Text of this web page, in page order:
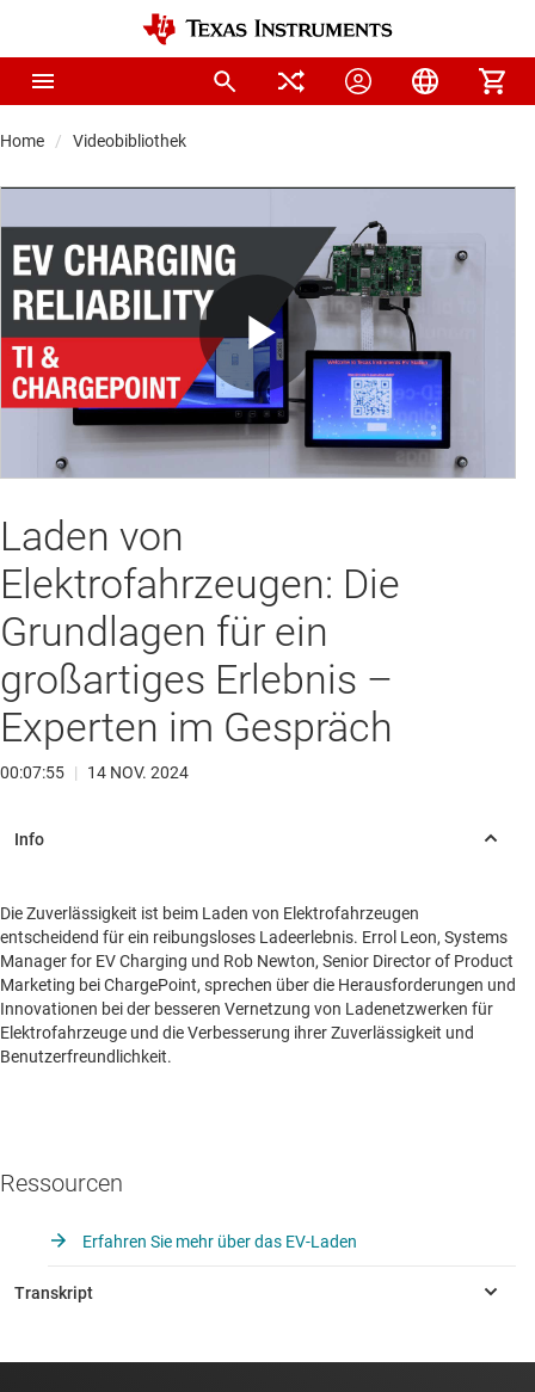
Home Videobibliothek
Play
Laden von
Elektrofahrzeugen: Die
Grundlagen für ein
großartiges Erlebnis –
Experten im Gespräch
00:07:55 | 14 NOV. 2024
Die Zuverlässigkeit ist beim Laden von Elektrofahrzeugen
entscheidend für ein reibungsloses Ladeerlebnis. Errol Leon, Systems
Manager for EV Charging und Rob Newton, Senior Director of Product
Marketing bei ChargePoint, sprechen über die Herausforderungen und
Innovationen bei der besseren Vernetzung von Ladenetzwerken für
Elektrofahrzeuge und die Verbesserung ihrer Zuverlässigkeit und
Benutzerfreundlichkeit.
Ressourcen
Erfahren Sie mehr über das EV-Laden